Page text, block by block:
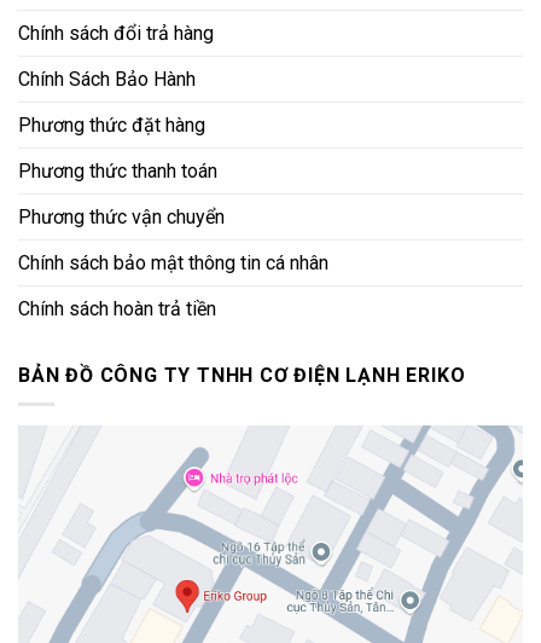
Chính sách đổi trả hàng
Chính Sách Bảo Hành
Phương thức đặt hàng
Phương thức thanh toán
Phương thức vận chuyển
Chính sách bảo mật thông tin cá nhân
Chính sách hoàn trả tiền
BẢN ĐỒ CÔNG TY TNHH CƠ ĐIỆN LẠNH ERIKO